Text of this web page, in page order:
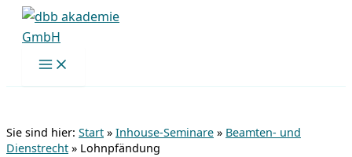
Zum
Inhalt
springen
Sie sind hier: Start » Inhouse-Seminare » Beamten- und
Dienstrecht » Lohnpfändung